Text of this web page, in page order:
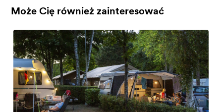
Może Cię również zainteresować